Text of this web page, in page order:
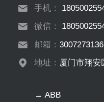
手机：
微信：
邮箱：
地址： 厦门市翔安
→ ABB